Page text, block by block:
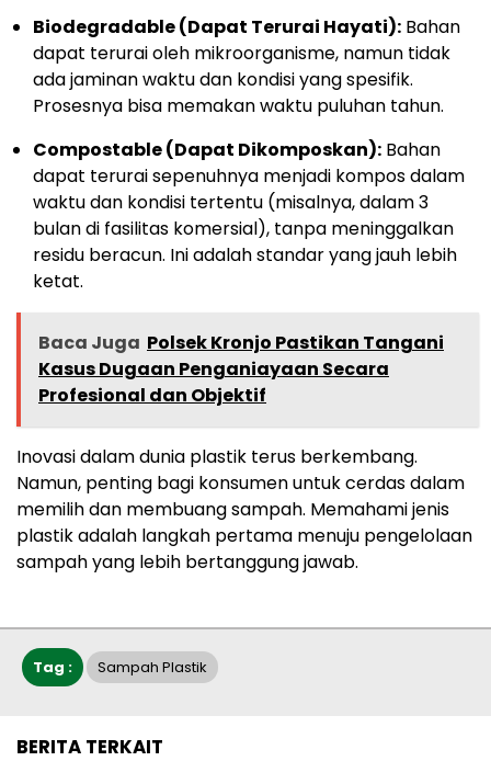
Biodegradable (Dapat Terurai Hayati): Bahan
dapat terurai oleh mikroorganisme, namun tidak
ada jaminan waktu dan kondisi yang spesifik.
Prosesnya bisa memakan waktu puluhan tahun.
Compostable (Dapat Dikomposkan): Bahan
dapat terurai sepenuhnya menjadi kompos dalam
waktu dan kondisi tertentu (misalnya, dalam 3
bulan di fasilitas komersial), tanpa meninggalkan
residu beracun. Ini adalah standar yang jauh lebih
ketat.
Baca Juga Polsek Kronjo Pastikan Tangani
Kasus Dugaan Penganiayaan Secara
Profesional dan Objektif
Inovasi dalam dunia plastik terus berkembang.
Namun, penting bagi konsumen untuk cerdas dalam
memilih dan membuang sampah. Memahami jenis
plastik adalah langkah pertama menuju pengelolaan
sampah yang lebih bertanggung jawab.
Tag : Sampah Plastik
BERITA TERKAIT